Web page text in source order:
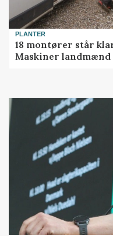
PLANTER
18 montører står
Maskiner landmænd